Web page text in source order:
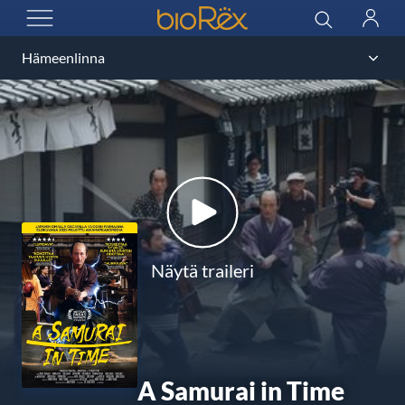
AVAA VALIKKO
BioRex Cinemas Haku
Näytä traileri
A Samurai in Time